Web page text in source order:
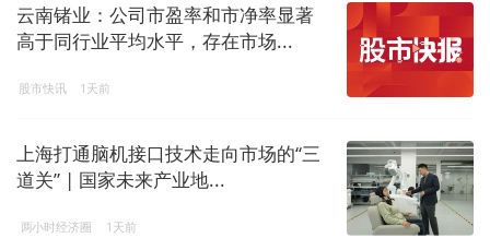
云南锗业：公司市盈率和市净率显著
高于同行业平均水平，存在市场...
股市快讯 1天前
上海打通脑机接口技术走向市场的“三
道关” | 国家未来产业地...
两小时经济圈 1天前